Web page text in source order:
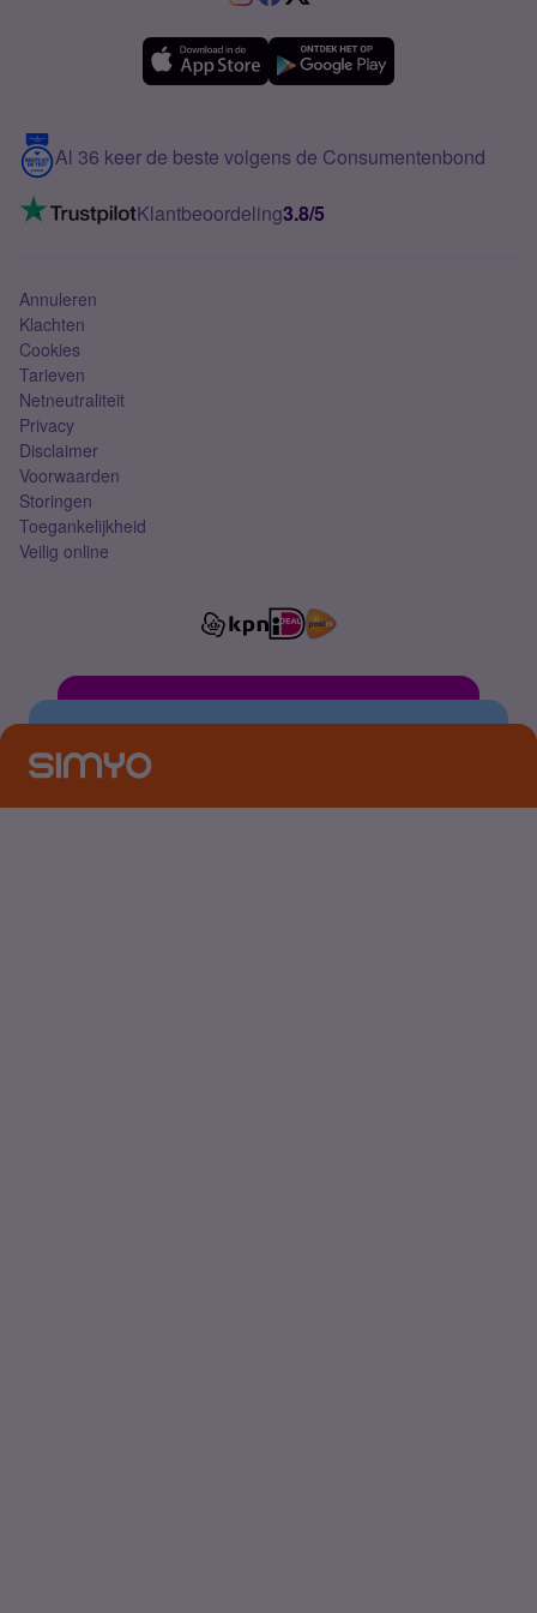
Meerdere nummers
5G internet
Mobiel internet
Mobiel abonnement
Contact
VoLTE 4G bellen
Al 36 keer de beste volgens de Consumentenbond
Klantbeoordeling3.8/5
Annuleren
Klachten
Cookies
Tarieven
Netneutraliteit
Privacy
Disclaimer
Voorwaarden
Storingen
Toegankelijkheid
Veilig online